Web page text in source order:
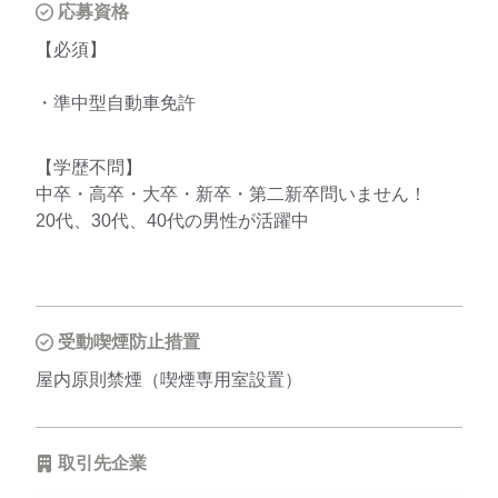
応募資格
【必須】
・準中型自動車免許
【学歴不問】
中卒・高卒・大卒・新卒・第二新卒問いません！
20代、30代、40代の男性が活躍中
受動喫煙防止措置
屋内原則禁煙（喫煙専用室設置）
取引先企業